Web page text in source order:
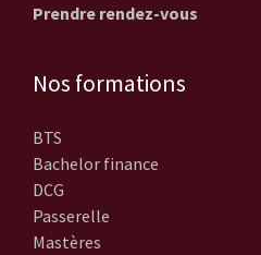
Prendre rendez-vous
Nos formations
BTS
Bachelor finance
DCG
Passerelle
Mastères